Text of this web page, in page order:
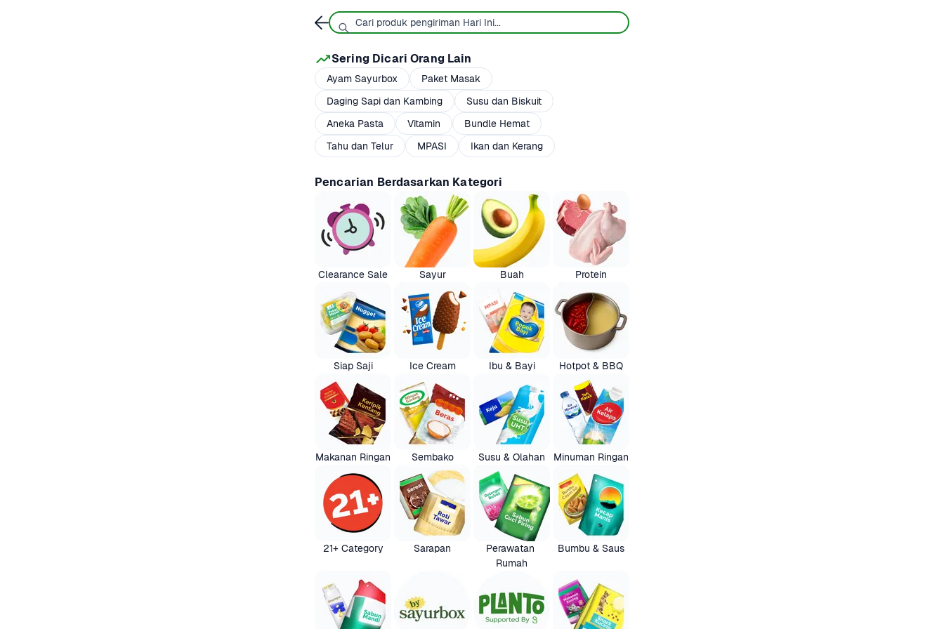
Sering Dicari Orang Lain
Ayam Sayurbox
Paket Masak
Daging Sapi dan Kambing
Susu dan Biskuit
Aneka Pasta
Vitamin
Bundle Hemat
Tahu dan Telur
MPASI Ikan dan Kerang
Pencarian Berdasarkan Kategori
Clearance Sale Sayur Buah Protein
Siap Saji Ice Cream Ibu & Bayi Hotpot & BBQ
Makanan Ringan Sembako Susu & Olahan Minuman Ringan
21+ Category Sarapan
Perawatan
Rumah
Bumbu & Saus